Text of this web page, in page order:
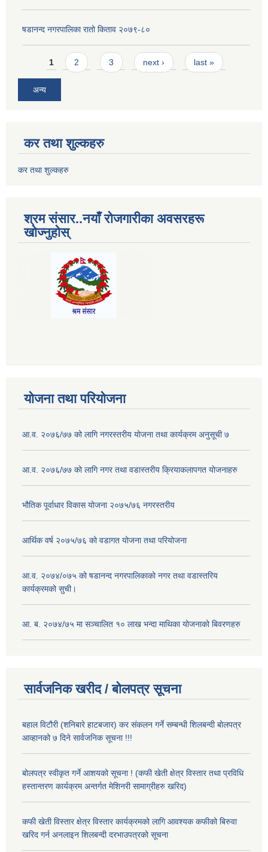
षडानन्द नगरपालिका रातो किताव २०७९-८०
Pages
1 2 3 next › last »
अन्य
कर तथा शुल्कहरु
कर तथा शुल्कहरु
श्रम संसार..नयाँ रोजगारीका अवसरहरू
खोज्नुहोस्
योजना तथा परियोजना
आ.व. २०७६/७७ को लागि नगरस्तरीय योजना तथा कार्यक्रम अनुसूची ७
आ.व. २०७६/७७ को लागि नगर तथा वडास्तरीय क्रियाकलापगत योजनाहरु
भौतिक पूर्वाधार विकास योजना २०७५/७६ नगरस्तरीय
आर्थिक वर्ष २०७५/७६ को वडागत योजना तथा परियोजना
आ.व. २०७४/०७५ को षडानन्द नगरपालिकाको नगर तथा वडास्तरिय
कार्यक्रमको सुची।
आ. ब. २०७४/७५ मा सञ्चालित १० लाख भन्दा माथिका योजनाको बिवरणहरु
सार्वजनिक खरीद / बोलपत्र सूचना
बहाल विटौरी (शनिबारे हाटबजार) कर संकलन गर्ने सम्बन्धी शिलबन्दी बोलपत्र
आव्हानको ७ दिने सार्वजनिक सूचना !!!
बोलपत्र स्वीकृत गर्ने आशयको सूचना ! (कफी खेती क्षेत्र विस्तार तथा प्रविधि
हस्तान्तरण कार्यक्रम अन्तर्गत मेशिनरी सामाग्रीहरु खरिद)
कफी खेती विस्तार क्षेत्र विस्तार कार्यक्रमको लागि आवश्यक कफीको बिरुवा
खरिद गर्न अनलाइन शिलबन्दी दरभाउपत्रको सूचना